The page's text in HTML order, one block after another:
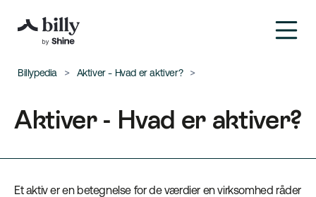
Billypedia Aktiver - Hvad er aktiver?
Aktiver - Hvad er aktiver?
Et aktiv er en betegnelse for de værdier en virksomhed råder